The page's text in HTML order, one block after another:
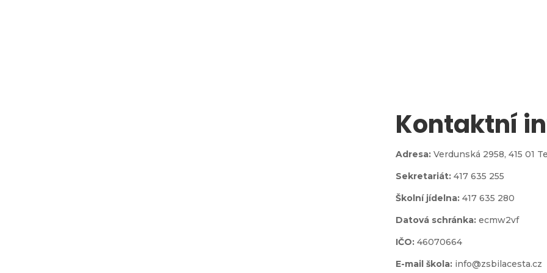
Kontaktní
Adresa: Verdunská 2958,415 01
Sekretariát: 417 635 255
Školní jídelna:417 635 280
Datová schránka: ecmw2vf
IČO: 46070664
E-mail škola: info@zsbilacesta.cz